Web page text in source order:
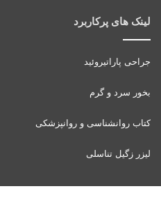
لینک های پرکاربرد
جراحی پاراتیروئید
بخور سرد و گرم
کتاب روانشناسی و روانپزشکی
لیزر زگیل تناسلی